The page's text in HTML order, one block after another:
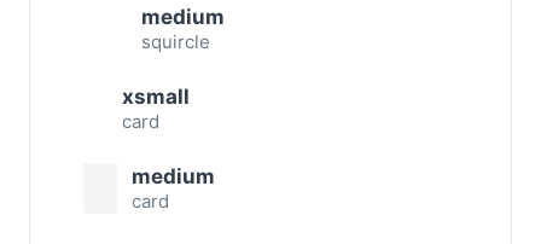
medium
squircle
xsmall
card
medium
card